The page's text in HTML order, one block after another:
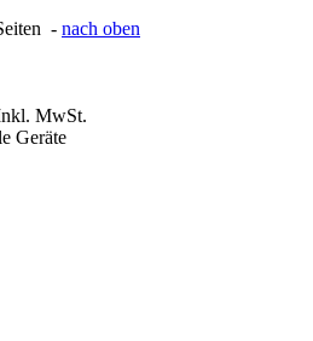
- nach oben
MwSt.
Geräte